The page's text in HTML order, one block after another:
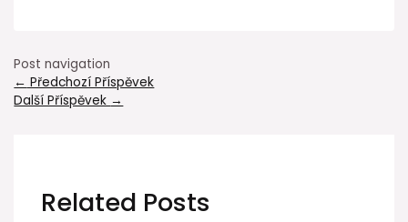
Post navigation
← Předchozí Příspěvek
Další Příspěvek →
Related Posts